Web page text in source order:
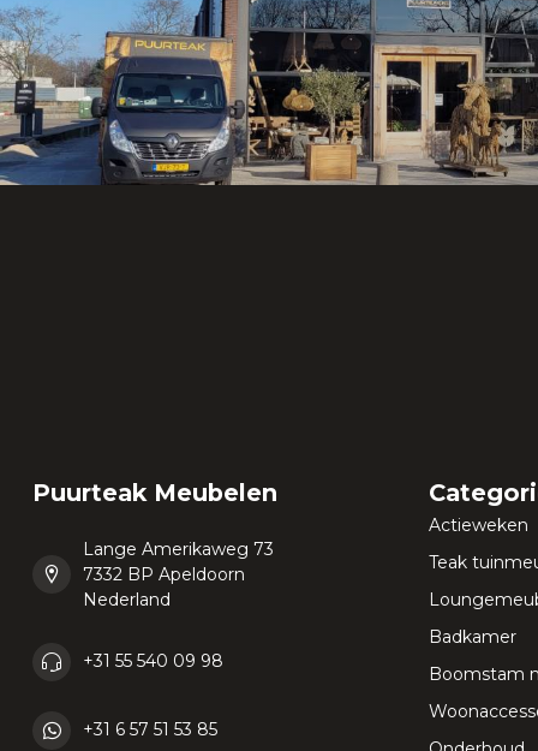
Puurteak Meubelen
Lange Amerikaweg 73
7332 BP Apeldoorn
Nederland
+31 55 540 09 98
+31 6 57 51 53 85
Actieweken
Teak
Badkamer
Boomstam